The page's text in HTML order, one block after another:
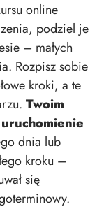
online
podziel je
– małych
Rozpisz sobie
kroki, a te
Twoim
dnia lub
kroku –
się